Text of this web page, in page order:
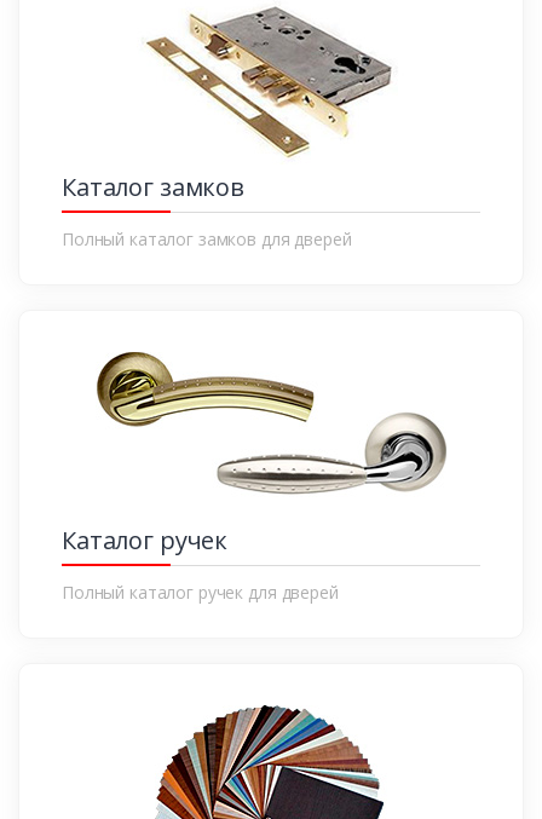
Каталог замков
Полный каталог замков для дверей
Каталог ручек
Полный каталог ручек для дверей